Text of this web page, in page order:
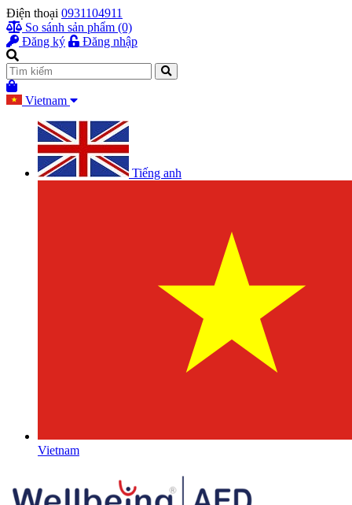
Điện thoại 0931104911
So sánh sản phẩm (0)
Đăng ký
Đăng nhập
Vietnam
Tiếng anh
Vietnam